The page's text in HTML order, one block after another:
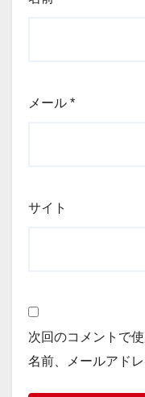
メール *
サイト
次回のコメントで
名前、メールアド